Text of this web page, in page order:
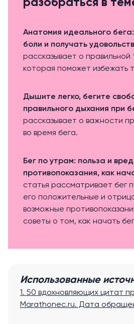
Анатомия идеального
боли и получать
рассказывает о правильной
которая поможет избежать
Дышите легко, бегите
правильного дыхания при
рассказывает о важности
во время бега.
Бег по утрам: польза и
противопоказания, как
статья рассматривает бег
его положительные и
возможные
советы о том, как начать
Использованные
1. 50 вдохновляющих цитат
Marathonec.ru. Дата